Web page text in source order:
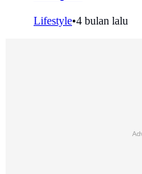
Lifestyle•4 bulan lalu